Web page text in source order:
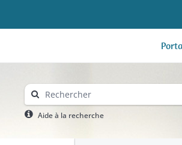
Aide à la recherche